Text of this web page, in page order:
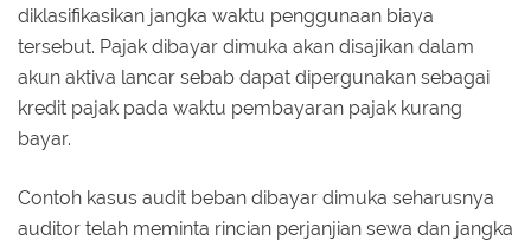
diklasifikasikan jangka waktu penggunaan biaya
tersebut. Pajak dibayar dimuka akan disajikan dalam
akun aktiva lancar sebab dapat dipergunakan sebagai
kredit pajak pada waktu pembayaran pajak kurang
bayar.
Contoh kasus audit beban dibayar dimuka seharusnya
auditor telah meminta rincian perjanjian sewa dan jangka